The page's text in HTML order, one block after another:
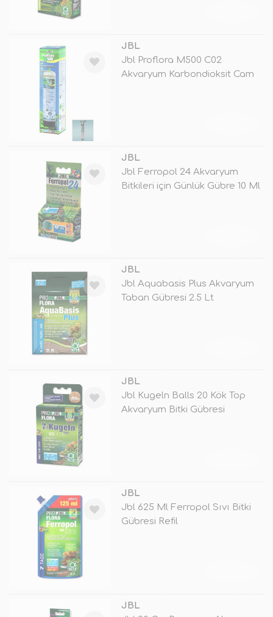
JBL
Jbl Proflora M500 C02
Akvaryum Karbondioksit Cam
JBL
Jbl Ferropol 24 Akvaryum
Bitkileri için Günlük Gübre 10 Ml
JBL
Jbl Aquabasis Plus Akvaryum
Taban Gübresi 2.5 Lt
JBL
Jbl Kugeln Balls 20 Kök Top
Akvaryum Bitki Gübresi
JBL
Jbl 625 Ml Ferropol Sıvı Bitki
Gübresi Refil
JBL